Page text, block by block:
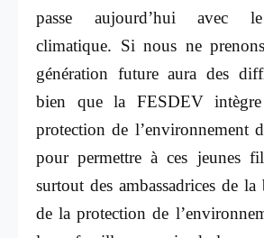
passe aujourd’hui avec le
climatique. Si nous ne
génération future aura des
bien que la FESDEV
protection de l’environnement
pour permettre à ces jeunes
surtout des ambassadrices de
de la protection de